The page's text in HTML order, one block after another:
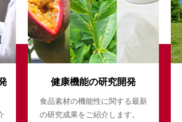
健康機能の研究開発
食品素材の機能性に関する最新
の研究成果をご紹介します。